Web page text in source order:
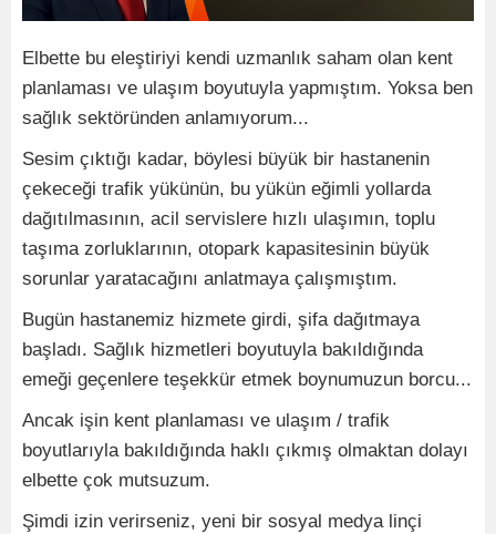
Elbette bu eleştiriyi kendi uzmanlık saham olan kent
planlaması ve ulaşım boyutuyla yapmıştım. Yoksa ben
sağlık sektöründen anlamıyorum...
Sesim çıktığı kadar, böylesi büyük bir hastanenin
çekeceği trafik yükünün, bu yükün eğimli yollarda
dağıtılmasının, acil servislere hızlı ulaşımın, toplu
taşıma zorluklarının, otopark kapasitesinin büyük
sorunlar yaratacağını anlatmaya çalışmıştım.
Bugün hastanemiz hizmete girdi, şifa dağıtmaya
başladı. Sağlık hizmetleri boyutuyla bakıldığında
emeği geçenlere teşekkür etmek boynumuzun borcu...
Ancak işin kent planlaması ve ulaşım / trafik
boyutlarıyla bakıldığında haklı çıkmış olmaktan dolayı
elbette çok mutsuzum.
Şimdi izin verirseniz, yeni bir sosyal medya linçi